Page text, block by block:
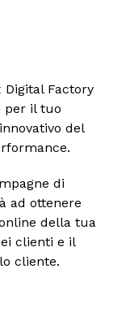
Factory
per il tuo
del
di
ad ottenere
della tua
clienti e il
cliente.